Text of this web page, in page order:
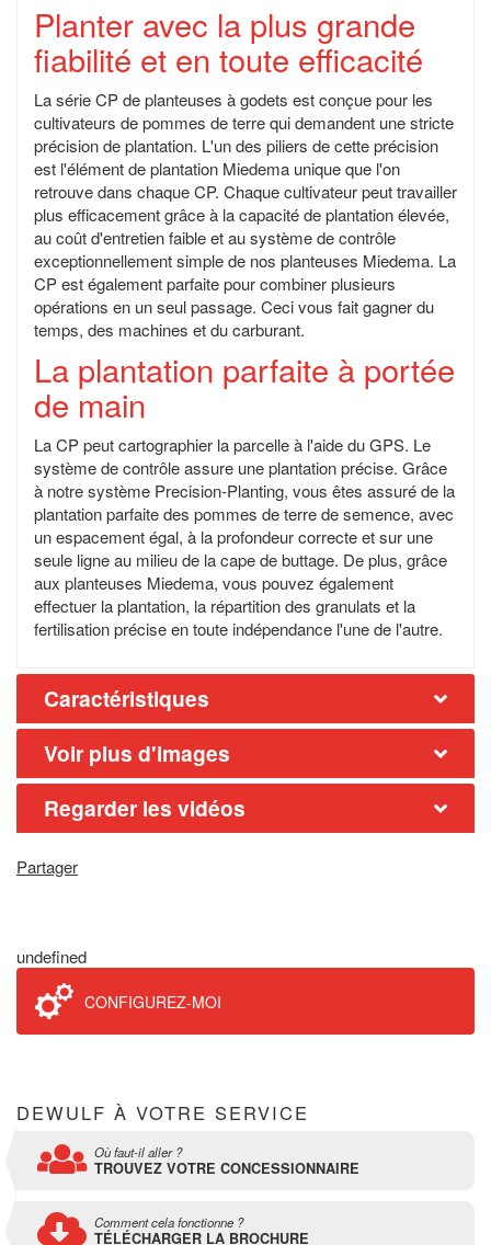
Planter avec la plus grande
fiabilité et en toute efficacité
La série CP de planteuses à godets est conçue pour les
cultivateurs de pommes de terre qui demandent une stricte
précision de plantation. L'un des piliers de cette précision
est l'élément de plantation Miedema unique que l'on
retrouve dans chaque CP. Chaque cultivateur peut travailler
plus efficacement grâce à la capacité de plantation élevée,
au coût d'entretien faible et au système de contrôle
exceptionnellement simple de nos planteuses Miedema. La
CP est également parfaite pour combiner plusieurs
opérations en un seul passage. Ceci vous fait gagner du
temps, des machines et du carburant.
La plantation parfaite à portée
de main
La CP peut cartographier la parcelle à l'aide du GPS. Le
système de contrôle assure une plantation précise. Grâce
à notre système Precision-Planting, vous êtes assuré de la
plantation parfaite des pommes de terre de semence, avec
un espacement égal, à la profondeur correcte et sur une
seule ligne au milieu de la cape de buttage. De plus, grâce
aux planteuses Miedema, vous pouvez également
effectuer la plantation, la répartition des granulats et la
fertilisation précise en toute indépendance l'une de l'autre.
Caractéristiques
Voir plus d'images
Regarder les vidéos
Partager
undefined
CONFIGUREZ-MOI
DEWULF À VOTRE SERVICE
Où faut-il aller ?
TROUVEZ VOTRE CONCESSIONNAIRE
Comment cela fonctionne ?
TÉLÉCHARGER LA BROCHURE